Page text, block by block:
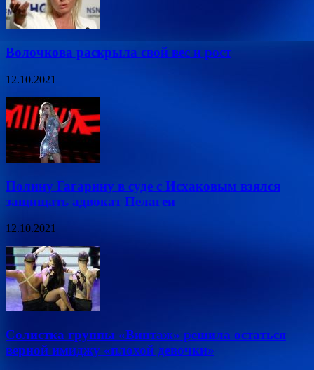
Волочкова раскрыла свой вес и рост
12.10.2021
Полину Гагарину в суде с Исхаковым взялся
защищать адвокат Пелагеи
12.10.2021
Солистка группы «Винтаж» решила остаться
верной имиджу «плохой девочки»